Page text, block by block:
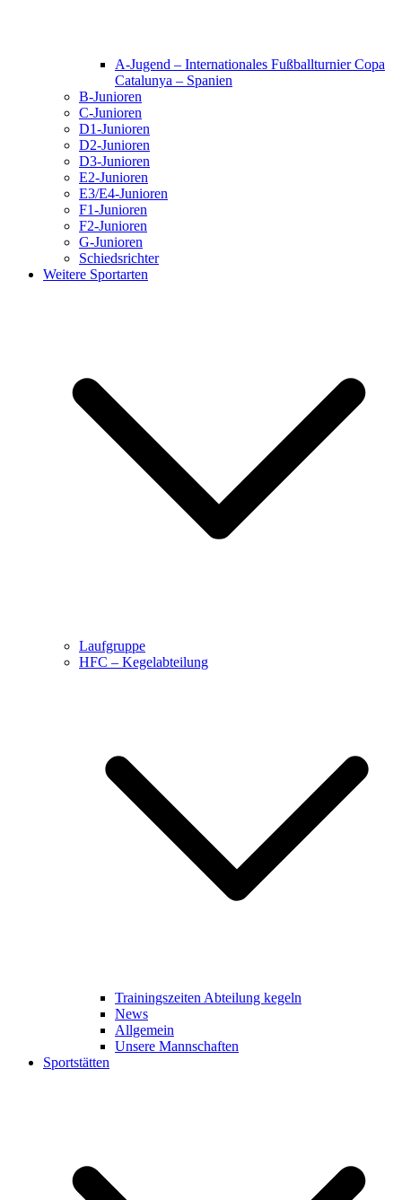
A-Jugend – Internationales Fußballturnier Copa
Catalunya – Spanien
B-Junioren
C-Junioren
D1-Junioren
D2-Junioren
D3-Junioren
E2-Junioren
E3/E4-Junioren
F1-Junioren
F2-Junioren
G-Junioren
Schiedsrichter
Weitere Sportarten
Laufgruppe
HFC – Kegelabteilung
Trainingszeiten Abteilung kegeln
News
Allgemein
Unsere Mannschaften
Sportstätten